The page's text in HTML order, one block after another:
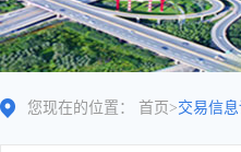
您现在的位置： 首页 >交易信